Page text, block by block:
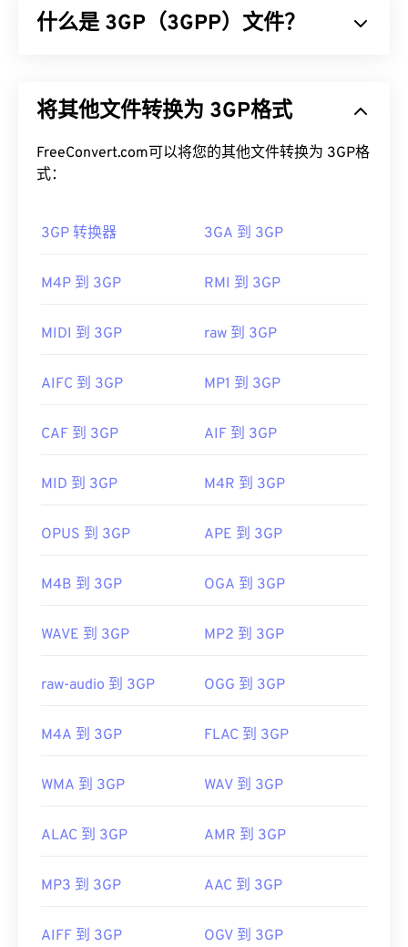
如果双击不起作用，请尝试使用以下方法之一打开文
应用程序与文件关联。将文件重命名为 MPG 扩展名
也可能会有帮助。其他可能可用的播放器包括
Windows Media Player
Cyber​​Link PowerDVD 17
PentaLoop PlayerXtreme Media Player
开发者：MPlayer 和 Mplayer2 开发者社区
有用的链接：
什么是 3GP（3GPP）文件？
网络是全球移动通信系统 ( GSM ) 的标准。由于
网络上的手机通过高速无线连接捕获、保存、传送和
播放媒体。
如何打开 3GP 文件？
然 3GP 是为移动设备设计的，但该文件格式在大多
Windows。
本 (Timed Text)
提供字幕和副标题。它不支持交互式
量，请将文件
为 MP4。
开发者： 第三代合作伙伴计划（3GPP）
有用的链接：
将其他文件转换为 3GP格式
FreeConvert.com可以将您的其他文件转换为 3GP格
式：
3GP 转换器 3GA 到 3GP
M4P 到 3GP RMI 到 3GP
MIDI 到 3GP raw 到 3GP
AIFC 到 3GP MP1 到 3GP
CAF 到 3GP AIF 到 3GP
MID 到 3GP M4R 到 3GP
OPUS 到 3GP APE 到 3GP
M4B 到 3GP OGA 到 3GP
WAVE 到 3GP MP2 到 3GP
raw-audio 到 3GP OGG 到 3GP
M4A 到 3GP FLAC 到 3GP
WMA 到 3GP WAV 到 3GP
ALAC 到 3GP AMR 到 3GP
MP3 到 3GP AAC 到 3GP
AIFF 到 3GP OGV 到 3GP